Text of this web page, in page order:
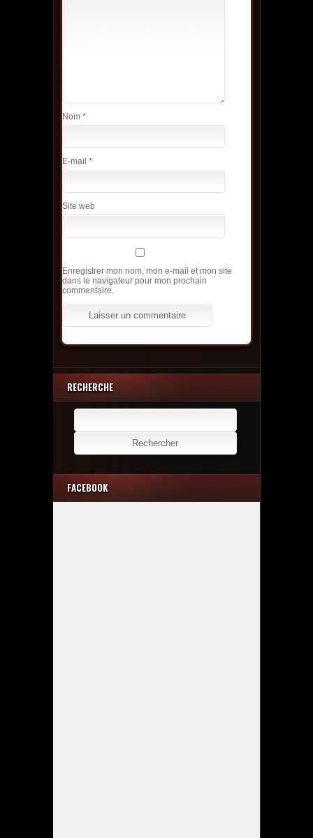
Nom *
E-mail *
Site web
Enregistrer mon nom, mon e-mail et mon site
dans le navigateur pour mon prochain
commentaire.
RECHERCHE
Rechercher :
FACEBOOK